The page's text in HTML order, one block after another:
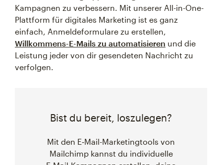
Kampagnen zu verbessern. Mit unserer All-in-One-
Plattform für digitales Marketing ist es ganz
einfach, Anmeldeformulare zu erstellen,
Willkommens-E-Mails zu automatisieren und die
Leistung jeder von dir gesendeten Nachricht zu
verfolgen.
Bist du bereit, loszulegen?
Mit den E‑Mail-Marketingtools von
Mailchimp kannst du individuelle